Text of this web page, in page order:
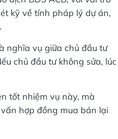
kỹ về tính pháp lý dự án,
nghĩa vụ giữa chủ đầu tư
chủ đầu tư không sửa, lúc
tốt nhiệm vụ này, mà
hợp đồng mua bán lại